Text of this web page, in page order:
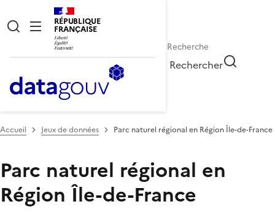
RÉPUBLIQUE
FRANÇAISE
Rechercher
Accueil Jeux de données Parc naturel régional en Région Île-de-France
Parc naturel régional en
Région Île-de-France